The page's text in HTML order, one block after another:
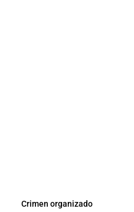
Crimen organizado